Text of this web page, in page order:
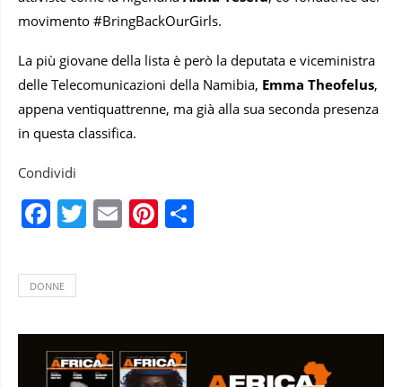
movimento #BringBackOurGirls.
La più giovane della lista è però la deputata e viceministra
delle Telecomunicazioni della Namibia, Emma Theofelus,
appena ventiquattrenne, ma già alla sua seconda presenza
in questa classifica.
Condividi
Facebook
Twitter
EmailPinterest
DONNE